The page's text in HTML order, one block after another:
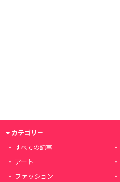
カテゴリー
すべての記事
アート
ファッション